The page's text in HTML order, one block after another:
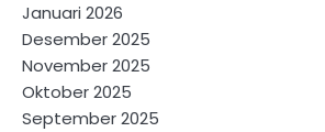
Januari 2026
Desember 2025
November 2025
Oktober 2025
September 2025